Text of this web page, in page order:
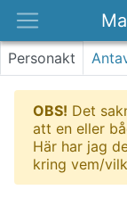
Platser
Om
Kontakt
Personakt
OBS! Det
att en eller
Här har jag
kring vem/